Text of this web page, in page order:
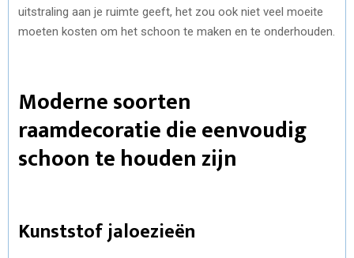
uitstraling aan je ruimte geeft, het zou ook niet veel moeite
moeten kosten om het schoon te maken en te onderhouden.
Moderne soorten
raamdecoratie die eenvoudig
schoon te houden zijn
Kunststof jaloezieën